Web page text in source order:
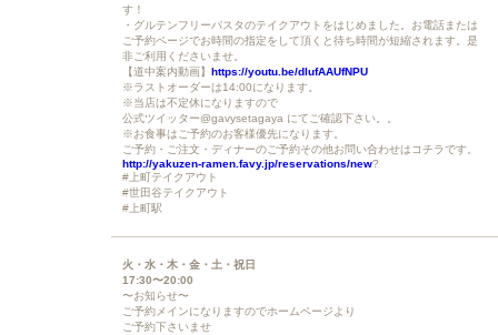
す！
・グルテンフリーパスタのテイクアウトをはじめました。お電話または
ご予約ページでお時間の指定をして頂くと待ち時間が短縮されます。是
非ご利用くださいませ。
【道中案内動画】 https://youtu.be/dlufAAUfNPU
※ラストオーダーは14:00になります。
※当店は不定休になりますので
公式ツイッター@gavysetagaya にてご確認下さい。。
※お食事はご予約のお客様優先になります。
ご予約・ご注文・ディナーのご予約その他お問い合わせはコチラです。
http://yakuzen-ramen.favy.jp/reservations/new?
#上町テイクアウト
#世田谷テイクアウト
#上町駅
火・水・木・金・土・祝日
17:30〜20:00
〜お知らせ〜
ご予約メインになりますのでホームページより
ご予約下さいませ